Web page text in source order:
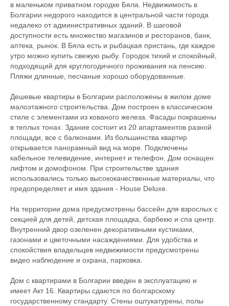
в маленьком приватном городке Бяла. Недвижимость в
Болгарии недорого находится в центральной части города
недалеко от административных зданий. В шаговой
доступности есть множество магазинов и ресторанов, банк,
аптека, рынок. В Бяла есть и рыбацкая пристань, где каждое
утро можно купить свежую рыбу. Городок тихий и спокойный,
подходящий для круглогодичного проживания на пенсию.
Пляжи длинные, песчаные хорошо оборудованные.
Дешевые квартиры в Болгарии расположены в жилом доме
малоэтажного строительства. Дом построен в классическом
стиле с элементами из кованого железа. Фасады покрашены
в теплых тонах. Здание состоит из 20 апартаментов разной
площади, все с балконами. Из большинства квартир
открывается панорамный вид на море. Подключены
кабельное телевидение, интернет и телефон. Дом оснащен
лифтом и домофоном. При строительстве здания
использовались только высококачественные материалы, что
предопределяет и имя здания - House Deluxe.
На территории дома предусмотрены бассейн для взрослых с
секцией для детей, детская площадка, барбекю и спа центр.
Внутренний двор озеленен декоративными кустиками,
газонами и цветочными насаждениями. Для удобства и
спокойствия владельцев недвижимости предусмотрены
видео наблюдение и охрана, парковка.
Дом с квартирами в Болгарии введен в эксплуатацию и
имеет Акт 16. Квартиры сдаются по болгарскому
государственному стандарту. Стены оштукатурены, полы